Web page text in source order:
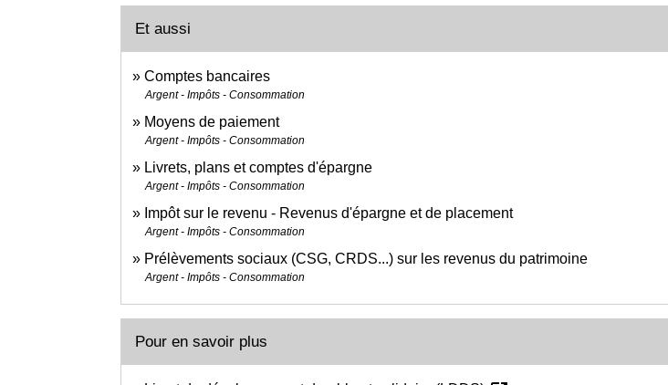
Et aussi
Comptes bancaires
Argent - Impôts - Consommation
Moyens de paiement
Argent - Impôts - Consommation
Livrets, plans et comptes d'épargne
Argent - Impôts - Consommation
Impôt sur le revenu - Revenus d'épargne et de placement
Argent - Impôts - Consommation
Prélèvements sociaux (CSG, CRDS...) sur les revenus du patrimoine
Argent - Impôts - Consommation
Pour en savoir plus